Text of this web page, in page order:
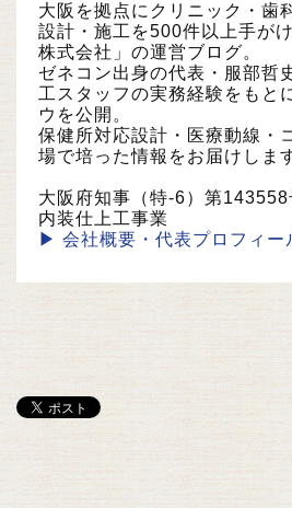
大阪を拠点にクリニック・歯
設計・施工を500件以上手が
株式会社」の運営ブログ。
ゼネコン出身の代表・服部哲
工スタッフの実務経験をもと
ウを公開。
保健所対応設計・医療動線・
場で培った情報をお届けしま
大阪府知事（特-6）第143558
内装仕上工事業
▶ 会社概要・代表プロフィー